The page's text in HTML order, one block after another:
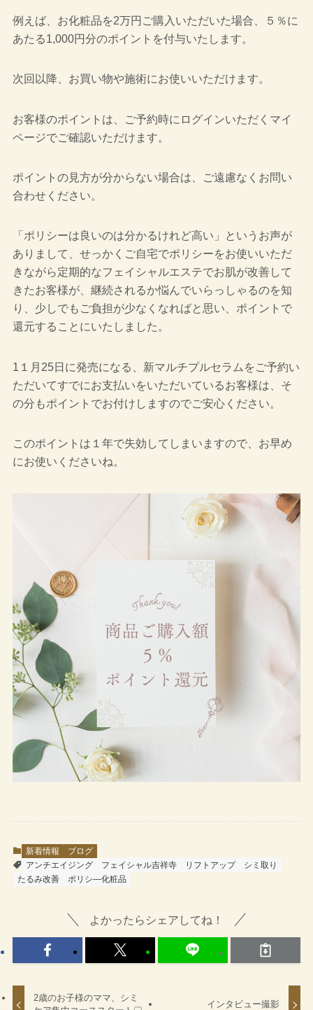
例えば、お化粧品を2万円ご購入いただいた場合、５％に
あたる1,000円分のポイントを付与いたします。
次回以降、お買い物や施術にお使いいただけます。
お客様のポイントは、ご予約時にログインいただくマイ
ページでご確認いただけます。
ポイントの見方が分からない場合は、ご遠慮なくお問い
合わせください。
「ポリシーは良いのは分かるけれど高い」というお声が
ありまして、せっかくご自宅でポリシーをお使いいただ
きながら定期的なフェイシャルエステでお肌が改善して
きたお客様が、継続されるか悩んでいらっしゃるのを知
り、少しでもご負担が少なくなればと思い、ポイントで
還元することにいたしました。
1１月25日に発売になる、新マルチプルセラムをご予約い
ただいてすでにお支払いをいただいているお客様は、そ
の分もポイントでお付けしますのでご安心ください。
このポイントは１年で失効してしまいますので、お早め
にお使いくださいね。
新着情報
ブログ
アンチエイジング
フェイシャル吉祥寺 リフトアップ
シミ取り
たるみ改善
ポリシ―化粧品
よかったらシェアしてね！
2歳のお子様のママ、シミ
インタビュー撮影